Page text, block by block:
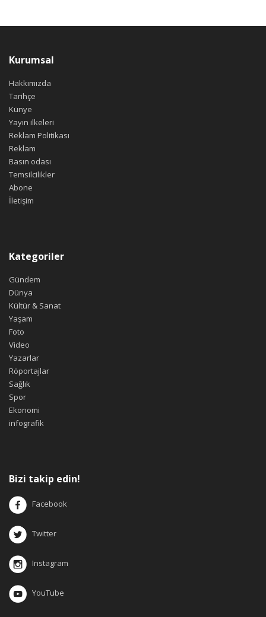
Kurumsal
Hakkımızda
Tarihçe
Künye
Yayın ilkeleri
Reklam Politikası
Reklam
Basın odası
Temsilcilikler
Abone
İletişim
Kategoriler
Gündem
Dünya
Kültür & Sanat
Yaşam
Foto
Video
Yazarlar
Röportajlar
Sağlık
Spor
Ekonomi
infografik
Bizi takip edin!
Facebook
Twitter
Instagram
YouTube